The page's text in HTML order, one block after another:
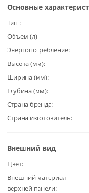
Основные
Тип
Объем (л)
Энергопотребление
Высота (мм)
Ширина (мм)
Глубина (мм)
Страна бренда
Страна изготовитель
Внешний вид
Цвет
Внешний материал
верхней панели